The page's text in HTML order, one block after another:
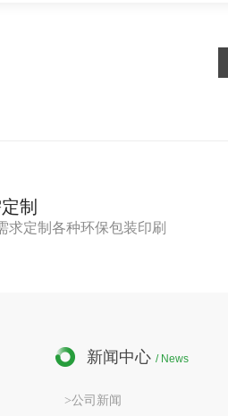
制
求定制各种环保包装印刷
新闻中心 / News
>公司新闻